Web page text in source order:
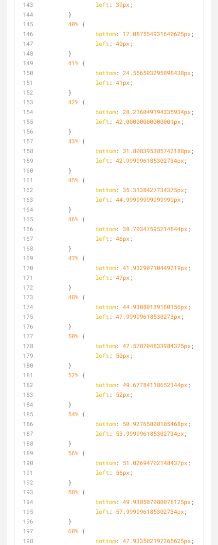
left : 39px;
	}
40% {
bottom: 17.087554931640625px;
left : 40px;
	}
41% {
bottom: 24.556503295898438px;
left : 41px;
	}
42% {
bottom: 28.216049194335934px;
left : 42.00000000000001px;
	}
43% {
bottom: 31.808395385742188px;
left : 42.999996185302734px;
	}
45% {
bottom: 35.3138427734375px;
left : 44.99999999999999px;
	}
46% {
bottom: 38.70347595214844px;
left : 46px;
	}
47% {
bottom: 41.93290710449219px;
left : 47px;
	}
48% {
bottom: 44.93080139160156px;
left : 47.99999618530273px;
	}
50% {
bottom: 47.578704833984375px;
left : 50px;
	}
52% {
bottom: 49.67784118652344px;
left : 52px;
	}
54% {
bottom: 50.92765808105468px;
left : 53.999996185302734px;
	}
56% {
bottom: 51.02694702148437px;
left : 56px;
	}
58% {
bottom: 49.938507080078125px;
left : 57.999996185302734px;
	}
60% {
bottom: 47.933502197265625px;